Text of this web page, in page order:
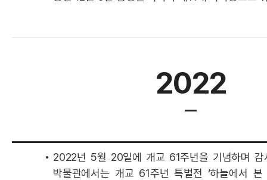
2022
2022년 5월 20일에 개교 61주년을 기념하며 감
박물관에서는 개교 61주년 특별전 ‘하늘에서 본